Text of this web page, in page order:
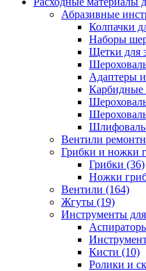
Абразивные
Колпачки
Наборы
Щетки для
Адаптеры
Карбидные
Вентили
Грибки и ножки
Грибки (36)
Ножки
Вентили (164)
Жгуты (19)
Инструменты
Кисти (10)
Ролики и